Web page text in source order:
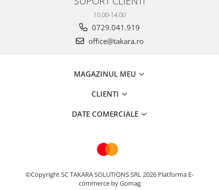
10.00-14.00
0729.041.919
office@takara.ro
MAGAZINUL MEU
CLIENTI
DATE COMERCIALE
©Copyright SC TAKARA SOLUTIONS SRL 2026 Platforma E-
commerce by Gomag